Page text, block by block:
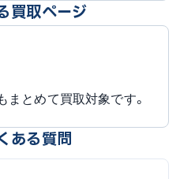
買取ページ
まとめて買取対象です。
ある質問